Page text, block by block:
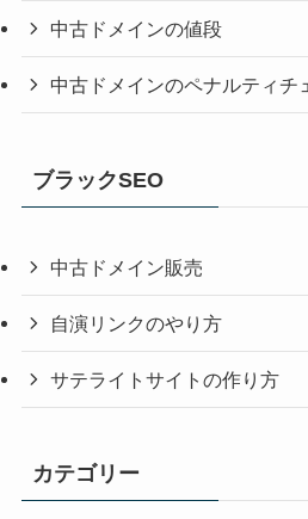
中古ドメインの値段
中古ドメインのペナルティチ
ブラックSEO
中古ドメイン販売
自演リンクのやり方
サテライトサイトの作り方
カテゴリー